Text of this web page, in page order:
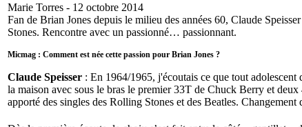
Marie Torres - 12 octobre 2014
Fan de Brian Jones depuis le milieu des années 60, Claude
Stones. Rencontre avec un passionné… passionnant.
Micmag : Comment est née cette passion pour Brian Jones ?
Claude Speisser : En 1964/1965, j'écoutais ce que tout
la maison avec sous le bras le premier 33T de Chuck Berry et
apporté des singles des Rolling Stones et des Beatles.